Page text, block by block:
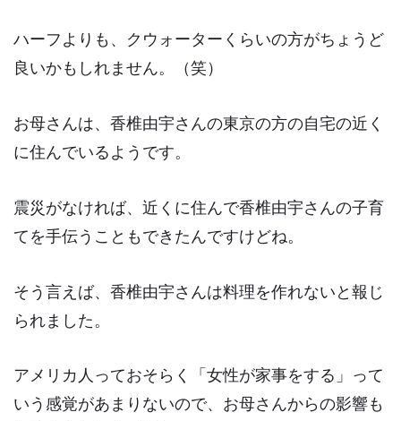
ハーフよりも、クウォーターくらいの方がちょうど
良いかもしれません。（笑）
お母さんは、香椎由宇さんの東京の方の自宅の近く
に住んでいるようです。
震災がなければ、近くに住んで香椎由宇さんの子育
てを手伝うこともできたんですけどね。
そう言えば、香椎由宇さんは料理を作れないと報じ
られました。
アメリカ人っておそらく「女性が家事をする」って
いう感覚があまりないので、お母さんからの影響も